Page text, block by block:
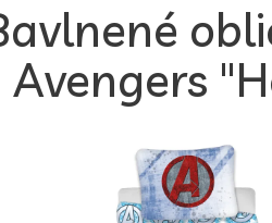
Avengers